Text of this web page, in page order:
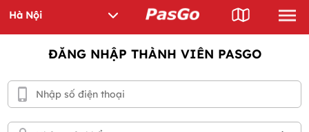
ĐĂNG NHẬP THÀNH VIÊN PASGO